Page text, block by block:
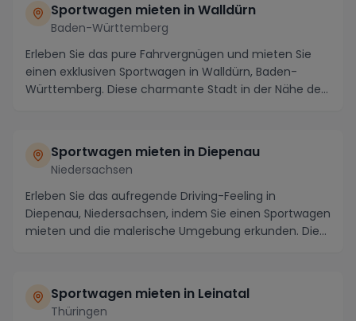
Sportwagen mieten in Walldürn
Baden-Württemberg
Erleben Sie das pure Fahrvergnügen und mieten Sie
einen exklusiven Sportwagen in Walldürn, Baden-
Württemberg. Diese charmante Stadt in der Nähe des
Sportwagen mieten in Diepenau
Niedersachsen
Erleben Sie das aufregende Driving-Feeling in
Diepenau, Niedersachsen, indem Sie einen Sportwagen
mieten und die malerische Umgebung erkunden. Die
Sportwagen mieten in Leinatal
Thüringen